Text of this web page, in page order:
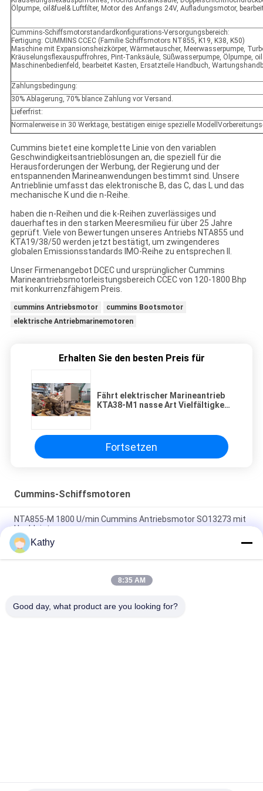
Ölpumpe, oil&fuel& Luftfilter, Motor des Anfangs 24V, Aufladungsmotor,
Cummins-Schiffsmotorstandardkonfigurations-Versorgungsbereich:
Fertigung: CUMMINS CCEC (Familie Schiffsmotors NT855, K19, K38, K50)
Maschine mit Expansionsheizkörper, Wärmetauscher, Meerwasserpumpe,
Kräuselungsflexauspuffrohres, Pint-Tanksäule, Süßwasserpumpe, Ölpumpe,
Maschinenbedienfeld, bearbeitet Kasten, Ersatzteile Handbuch,
Zahlungsbedingung:
30% Ablagerung, 70% blance Zahlung vor Versand.
Lieferfrist:
Normalerweise in 30 Werktage, bestätigen einige spezielle
Cummins bietet eine komplette Linie von den variablen
Geschwindigkeitsantrieblösungen an, die speziell für die
Herausforderungen der Werbung, der Regierung und der
entspannenden Marineanwendungen bestimmt sind. Unsere
Antrieblinie umfasst das elektronische B, das C, das L und das
mechanische K und die n-Reihe.
haben die n-Reihen und die k-Reihen zuverlässiges und
dauerhaftes in den starken Meeresmilieu für über 25 Jahre
geprüft. Viele von Bewertungen unseres Antriebs NTA855 und
KTA19/38/50 werden jetzt bestätigt, um zwingenderes
globalen Emissionsstandards IMO-Reihe zu entsprechen II.
Unser Firmenangebot DCEC und ursprünglicher Cummins
Marineantriebsmotorleistungsbereich CCEC von 120-1800 Bhp
mit konkurrenzfähigem Preis.
cummins Antriebsmotor
cummins Bootsmotor
elektrische Antriebmarinemotoren
Erhalten Sie den besten Preis für
Fährt elektrischer Marineantrieb
KTA38-M1 nasse Art Vielfältigkeit
Fortsetzen
Cummins-Schiffsmotoren
NTA855-M 1800 U/min Cummins Antriebsmotor SO13273 mit
Hochleistung
6CTA8.3-M220 225Hp 1800Rpm Cummins Marine Engines
Wärmetauscher- u. Meerwasserpumpe
6LTAA8.9-M315 Fischerboot Cummins Marine Engines With
Kathy
8:35 AM
Good day, what product are you looking for?